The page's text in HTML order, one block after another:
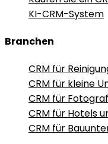
KI-CRM-System
Branchen
CRM für
CRM für kleine
CRM für
CRM für Hotels
CRM für